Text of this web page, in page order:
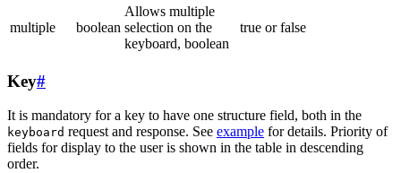
multiple boolean
Allows multiple
selection on the
keyboard, boolean
true or false
Key#
It is mandatory for a key to have one structure field, both in the
keyboard request and response. See example for details. Priority of
fields for display to the user is shown in the table in descending
order.